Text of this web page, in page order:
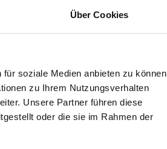
Über Cookies
soziale Medien anbieten zu können
zu Ihrem Nutzungsverhalten
Unsere Partner führen diese
oder die sie im Rahmen der
vergangenen Jahres und
zur Organisation
eine
durch das Hochwasser im
Online« – ein Online-Portal